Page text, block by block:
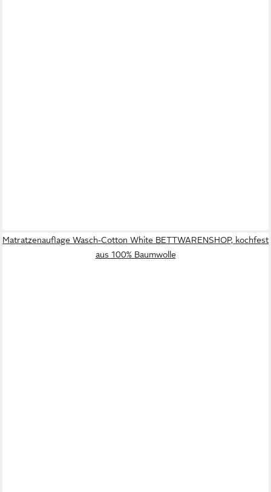
Matratzenauflage Wasch-Cotton White BETTWARENSHOP, kochfest
aus 100% Baumwolle